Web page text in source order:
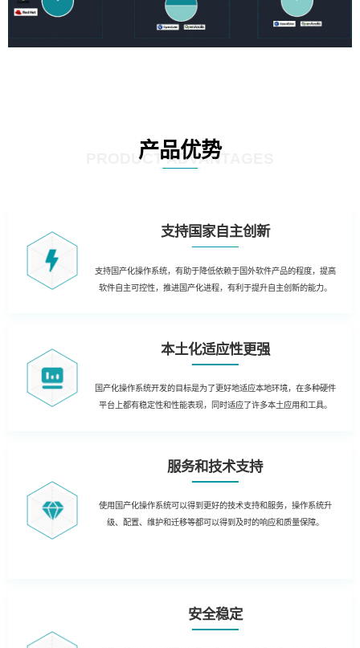
产品优势
PRODUCT ADVANTAGES
支持国家自主创新
支持国产化操作系统，有助于降低依赖于国外软件产品的程度，提高
软件自主可控性，推进国产化进程，有利于提升自主创新的能力。
本土化适应性更强
国产化操作系统开发的目标是为了更好地适应本地环境，在多种硬件
平台上都有稳定性和性能表现，同时适应了许多本土应用和工具。
服务和技术支持
使用国产化操作系统可以得到更好的技术支持和服务，操作系统升
级、配置、维护和迁移等都可以得到及时的响应和质量保障。
安全稳定